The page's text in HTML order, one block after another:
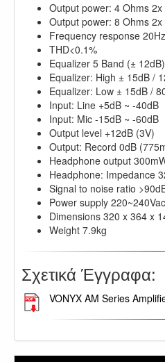
Output power: 4 Ohms
Output power: 8 Ohms
Frequency response
THD<0.1%
Equalizer 5 Band (± 12dB)
Equalizer: High ± 15dB /
Equalizer: Low ± 15dB /
Input: Line +5dB ~ -40dB
Input: Mic -15dB ~ -60dB
Output level +12dB (3V)
Output: Record 0dB
Headphone output
Headphone: Impedance
Signal to noise ratio
Power supply
Dimensions 320 x 364 x
Weight 7.9kg
Σχετικά Έγγραφα:
VONYX AM Series